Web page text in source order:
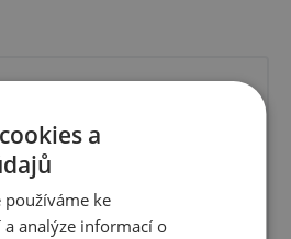
2377kJ / 699kcal
15,4g
a
používáme ke
analýze informací o